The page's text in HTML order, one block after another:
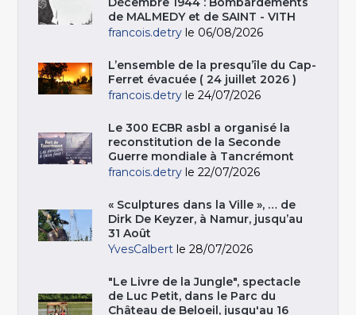
de MALMEDY et de SAINT - VITH
francois.detry le 06/08/2026
L’ensemble de la presqu’île du Cap-
Ferret évacuée ( 24 juillet 2026 )
francois.detry le 24/07/2026
Le 300 ECBR asbl a organisé la
reconstitution de la Seconde
Guerre mondiale à Tancrémont
francois.detry le 22/07/2026
« Sculptures dans la Ville », … de
Dirk De Keyzer, à Namur, jusqu’au
31 Août
YvesCalbert le 28/07/2026
"Le Livre de la Jungle", spectacle
de Luc Petit, dans le Parc du
Château de Beloeil, jusqu'au 16